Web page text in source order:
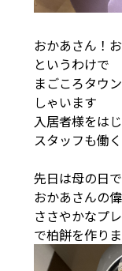
おかあさん！
というわけで
まごころタウ
しゃいます
入居者様をは
スタッフも働
先日は母の日
おかあさんの
ささやかなプ
で柏餅を作り